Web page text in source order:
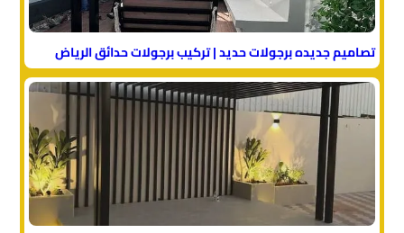
تصاميم جديده برجولات حديد | تركيب برجولات حدائق الرياض